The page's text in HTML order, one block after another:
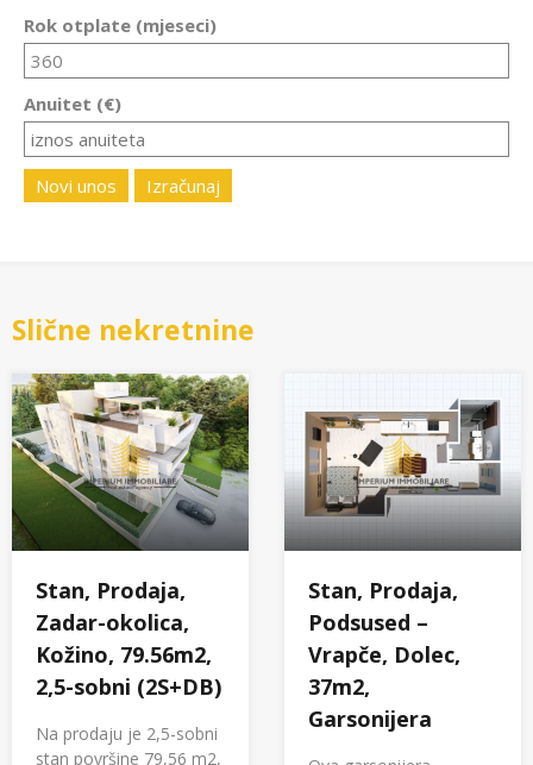
Rok otplate (mjeseci)
Anuitet (€)
Novi unos Izračunaj
Slične nekretnine
Stan, Prodaja,
Zadar-okolica,
Kožino, 79.56m2,
2,5-sobni (2S+DB)
Na prodaju je 2,5-sobni
stan površine 79,56 m2,
Stan, Prodaja,
Podsused –
Vrapče, Dolec,
37m2,
Garsonijera